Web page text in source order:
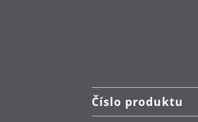
Číslo produktu